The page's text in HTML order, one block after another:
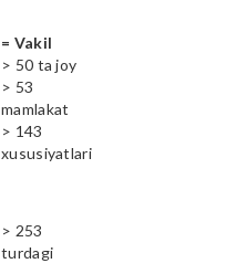
= Vakil
> 50 ta joy
> 53
mamlakat
> 143
xususiyatlari
> 253
turdagi